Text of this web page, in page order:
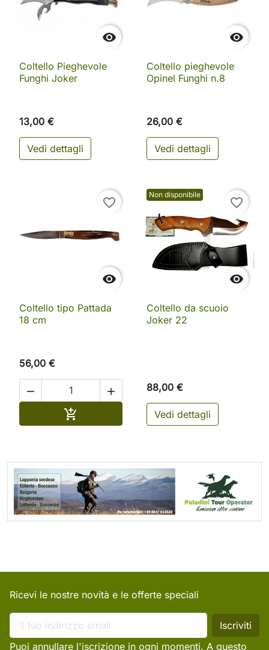

Coltello Pieghevole
Funghi Joker
13,00 €
Vedi dettagli

Coltello pieghevole
Opinel Funghi n.8
26,00 €
Vedi dettagli

favorite_border
Coltello tipo Pattada
18 cm
56,00 €
 
 Aggiungi al carrello
Non disponibile

favorite_border
Coltello da scuoio
Joker 22
88,00 €
Vedi dettagli
Ricevi le nostre novità e le offerte speciali
Puoi annullare l'iscrizione in ogni momenti. A questo